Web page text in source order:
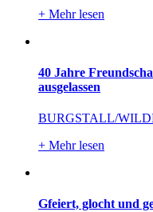
+ Mehr lesen
40 Jahre
ausgelassen
BURGSTALL/
+ Mehr lesen
Gfeiert, glocht und